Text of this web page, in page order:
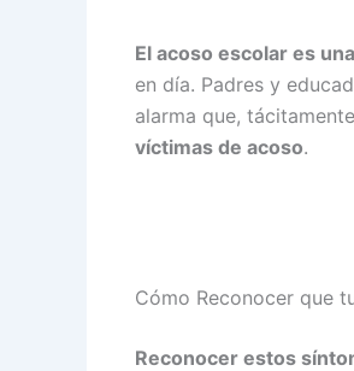
El acoso escolar es
en día. Padres y
alarma que,
víctimas de acoso.
Cómo Reconocer que
Reconocer estos